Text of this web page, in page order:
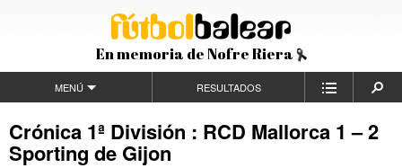
En memoria de Nofre Riera
MENÚ RESULTADOS
Crónica 1ª División : RCD Mallorca 1 – 2
Sporting de Gijon